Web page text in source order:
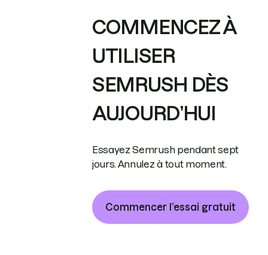
COMMENCEZ À
UTILISER
SEMRUSH DÈS
AUJOURD’HUI
Essayez Semrush pendant sept
jours. Annulez à tout moment.
Commencer l’essai gratuit